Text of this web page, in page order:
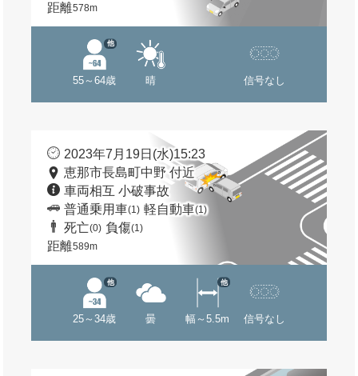
距離578m
55～64歳
他
晴 信号なし
2023年7月19日(水)15:23
恵那市長島町中野 付近
車両相互 小破事故
普通乗用車(1) 軽自動車(1)
死亡(0) 負傷(1)
距離589m
25～34歳
他
曇 幅～5.5m
他
信号なし